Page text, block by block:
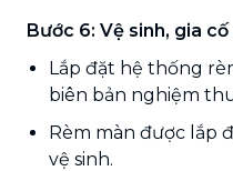
Bước 6: Vệ sinh, gia
Lắp đặt hệ thống
biên bản nghiệm
Rèm màn được lắp
vệ sinh.